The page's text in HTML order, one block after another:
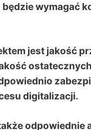
będzie wymagać
jest jakość
digitalizacji.
odpowiednie